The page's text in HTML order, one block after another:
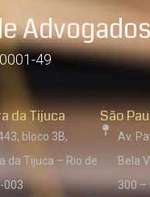
Advogados
49
da Tijuca
bloco 3B,
da Tijuca – Rio de
003
São
Av.
Bela
300 –